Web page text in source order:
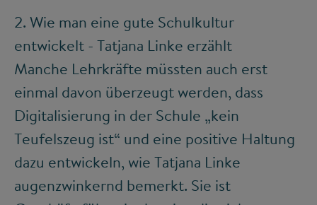
2. Wie man eine gute Schulkultur
entwickelt - Tatjana Linke erzählt
Manche Lehrkräfte müssten auch erst
einmal davon überzeugt werden, dass
Digitalisierung in der Schule „kein
Teufelszeug ist“ und eine positive Haltung
dazu entwickeln, wie Tatjana Linke
augenzwinkernd bemerkt. Sie ist